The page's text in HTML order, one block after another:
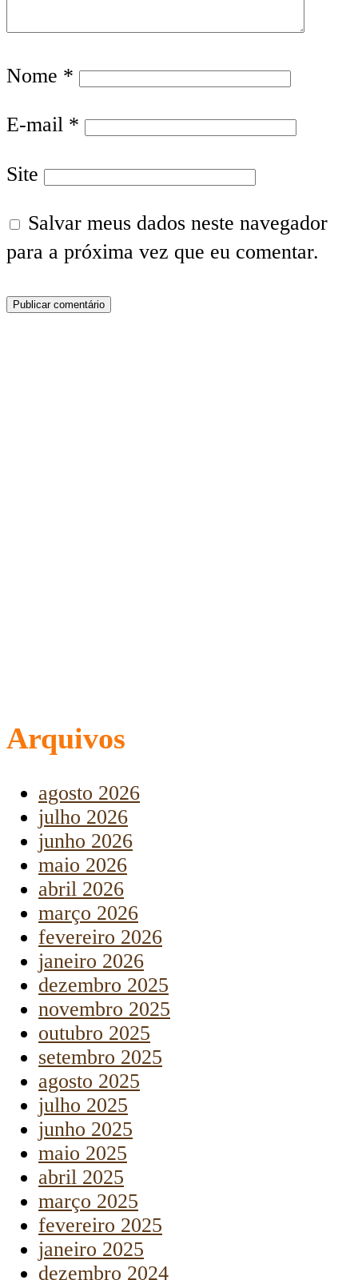
Nome *
E-mail *
Site
Salvar meus dados neste navegador
para a próxima vez que eu comentar.
Arquivos
agosto 2026
julho 2026
junho 2026
maio 2026
abril 2026
março 2026
fevereiro 2026
janeiro 2026
dezembro 2025
novembro 2025
outubro 2025
setembro 2025
agosto 2025
julho 2025
junho 2025
maio 2025
abril 2025
março 2025
fevereiro 2025
janeiro 2025
dezembro 2024